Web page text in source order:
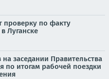
проверку по факту
Луганске
заседании Правительства
по итогам рабочей поездки